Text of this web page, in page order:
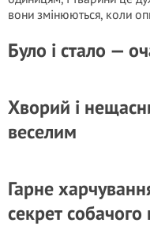
вони змінюються, коли
Було і стало —
Хворий і
веселим
Гарне
секрет собачого